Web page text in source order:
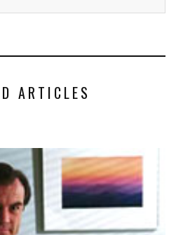
ARTICLES